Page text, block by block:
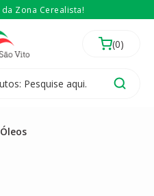
da Zona Cerealista!
Cerealista de São Paulo!
no atacado
Óleos